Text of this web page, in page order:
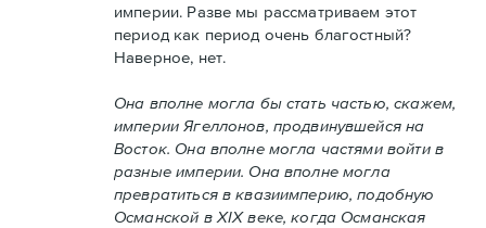
империи. Разве мы рассматриваем этот
период как период очень благостный?
Наверное, нет.
Она вполне могла бы стать частью, скажем,
империи Ягеллонов, продвинувшейся на
Восток. Она вполне могла частями войти в
разные империи. Она вполне могла
превратиться в квазиимперию, подобную
Османской в XIX веке, когда Османская